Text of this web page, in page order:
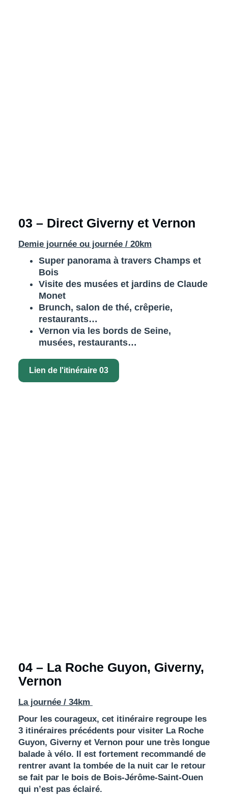
03 – Direct Giverny et Vernon
Demie journée ou journée / 20km
Super panorama à travers Champs et
Bois
Visite des musées et jardins de Claude
Monet
Brunch, salon de thé, crêperie,
restaurants…
Vernon via les bords de Seine,
musées, restaurants…
Lien de l'itinéraire 03
04 – La Roche Guyon, Giverny,
Vernon
La journée / 34km
Pour les courageux, cet itinéraire regroupe les
3 itinéraires précédents pour visiter La Roche
Guyon, Giverny et Vernon pour une très longue
balade à vélo. Il est fortement recommandé de
rentrer avant la tombée de la nuit car le retour
se fait par le bois de Bois-Jérôme-Saint-Ouen
qui n’est pas éclairé.